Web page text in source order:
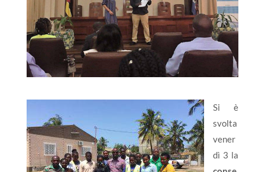
Si è
svolta
vener
dì 3 la